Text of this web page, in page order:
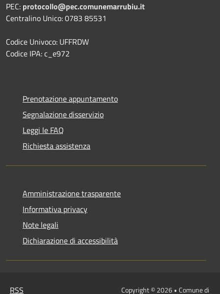
PEC: protocollo@pec.comunemarrubiu.it
Centralino Unico: 0783 85531
Codice Univoco: UFFRDW
Codice IPA: c_e972
Prenotazione appuntamento
Segnalazione disservizio
Leggi le FAQ
Richiesta assistenza
Amministrazione trasparente
Informativa privacy
Note legali
Dichiarazione di accessibilità
RSS Copyright © 2026 • Comune di